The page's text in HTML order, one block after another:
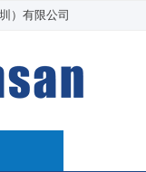
）有限公司